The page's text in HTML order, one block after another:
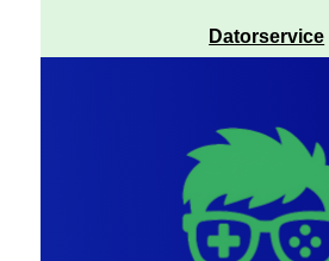
Datorservice